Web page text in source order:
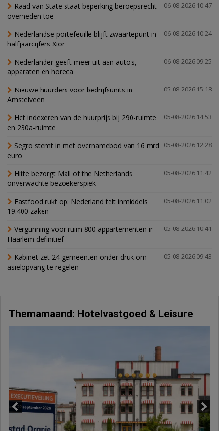
06-08-2026 10:47
Raad van State staat beperking beroepsrecht
overheden toe
06-08-2026 10:24
Nederlandse portefeuille blijft zwaartepunt in
halfjaarcijfers Xior
06-08-2026 09:25
Nederlander geeft meer uit aan auto’s,
apparaten en horeca
05-08-2026 15:18
Nieuwe huurders voor bedrijfsunits in
Amstelveen
05-08-2026 14:53
Het indexeren van de huurprijs bij 290-ruimte
en 230a-ruimte
05-08-2026 12:28
Segro stemt in met overnamebod van 16 mrd
euro
05-08-2026 11:42
Hitte bezorgt Mall of the Netherlands
onverwachte bezoekerspiek
05-08-2026 11:02
Fastfood rukt op: Nederland telt inmiddels
19.400 zaken
05-08-2026 10:41
Vergunning voor ruim 800 appartementen in
Haarlem definitief
05-08-2026 09:43
Kabinet zet 24 gemeenten onder druk om
asielopvang te regelen
Themamaand: Hotelvastgoed & Leisure
Next